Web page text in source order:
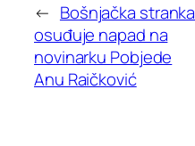
← Bošnjačka stranka
osuđuje napad na
novinarku Pobjede
Anu Raičković